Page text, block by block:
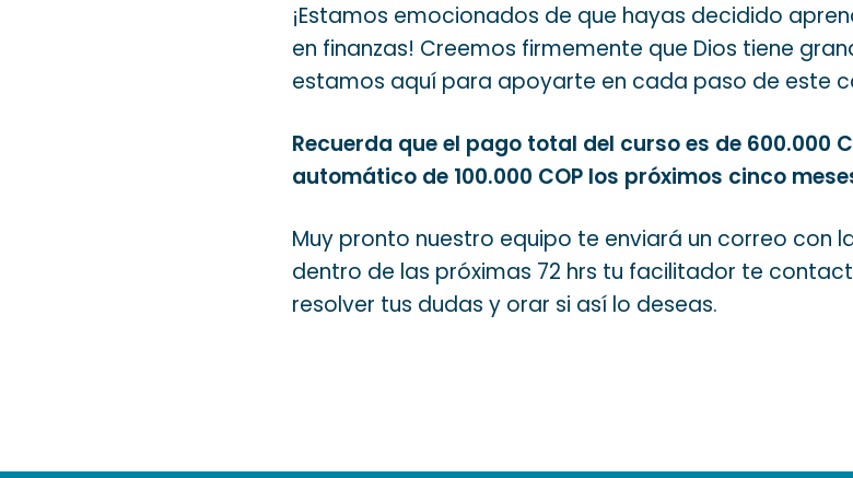
¡Estamos emocionados de que hayas decidido
en finanzas! Creemos firmemente que Dios tiene
estamos aquí para apoyarte en cada paso de este
Recuerda que el pago total del curso es de 600.000
automático de 100.000 COP los próximos cinco
Muy pronto nuestro equipo te enviará un correo con
dentro de las próximas 72 hrs tu facilitador te
resolver tus dudas y orar si así lo deseas.